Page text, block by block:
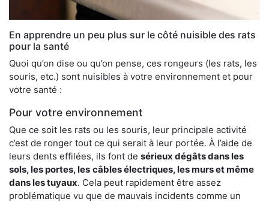
En apprendre un peu plus sur le côté nuisible des rats
pour la santé
Quoi qu’on dise ou qu’on pense, ces rongeurs (les rats, les
souris, etc.) sont nuisibles à votre environnement et pour
votre santé :
Pour votre environnement
Que ce soit les rats ou les souris, leur principale activité
c’est de ronger tout ce qui serait à leur portée. À l’aide de
leurs dents effilées, ils font de sérieux dégâts dans les
sols, les portes, les câbles électriques, les murs et même
dans les tuyaux. Cela peut rapidement être assez
problématique vu que de mauvais incidents comme un